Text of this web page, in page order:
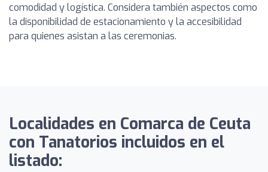
comodidad y logística. Considera también aspectos como
la disponibilidad de estacionamiento y la accesibilidad
para quienes asistan a las ceremonias.
Localidades en Comarca de Ceuta
con Tanatorios incluidos en el
listado: